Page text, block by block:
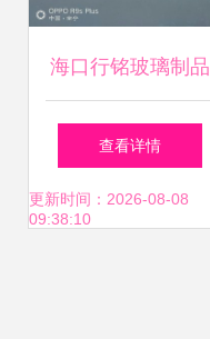
海口行铭玻璃制品
专业玻璃仪器销售
与行业应用解析
查看详情
更新时间：2026-08-08
09:38:10